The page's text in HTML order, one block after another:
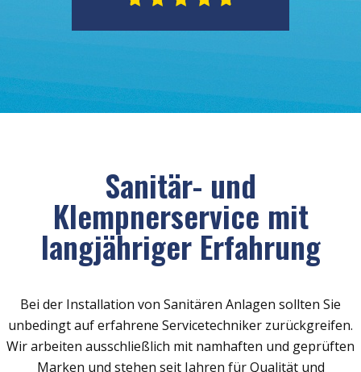
Sanitär- und
Klempnerservice mit
langjähriger Erfahrung
Bei der Installation von Sanitären Anlagen sollten Sie
unbedingt auf erfahrene Servicetechniker zurückgreifen.
Wir arbeiten ausschließlich mit namhaften und geprüften
Marken und stehen seit Jahren für Qualität und